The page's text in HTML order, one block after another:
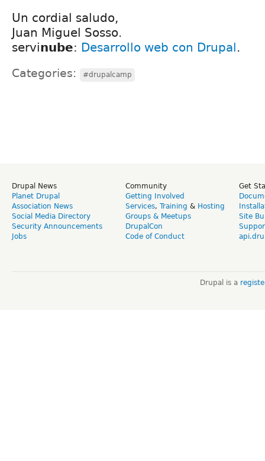
Un cordial saludo,
Juan Miguel Sosso.
servinube: Desarrollo web con Drupal.
Categories: #drupalcamp
Drupal News
Planet Drupal
Association News
Social Media Directory
Security Announcements
Jobs
Community
Getting Involved
Services, Training & Hosting
Groups & Meetups
DrupalCon
Code of Conduct
Get
Site
Drupal is a